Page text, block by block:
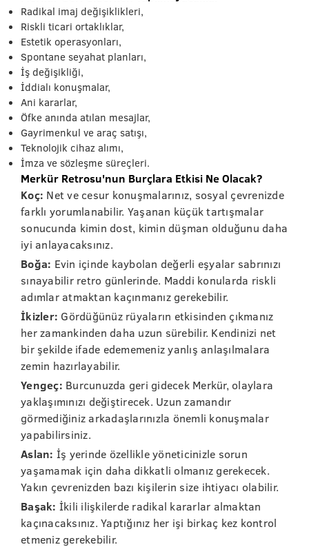
Radikal imaj değişiklikleri,
Riskli ticari ortaklıklar,
Estetik operasyonları,
Spontane seyahat planları,
İş değişikliği,
İddialı konuşmalar,
Ani kararlar,
Öfke anında atılan mesajlar,
Gayrimenkul ve araç satışı,
Teknolojik cihaz alımı,
İmza ve sözleşme süreçleri.
Merkür Retrosu'nun Burçlara Etkisi Ne Olacak?
Koç: Net ve cesur konuşmalarınız, sosyal çevrenizde
farklı yorumlanabilir. Yaşanan küçük tartışmalar
sonucunda kimin dost, kimin düşman olduğunu daha
iyi anlayacaksınız.
Boğa: Evin içinde kaybolan değerli eşyalar sabrınızı
sınayabilir retro günlerinde. Maddi konularda riskli
adımlar atmaktan kaçınmanız gerekebilir.
İkizler: Gördüğünüz rüyaların etkisinden çıkmanız
her zamankinden daha uzun sürebilir. Kendinizi net
bir şekilde ifade edememeniz yanlış anlaşılmalara
zemin hazırlayabilir.
Yengeç: Burcunuzda geri gidecek Merkür, olaylara
yaklaşımınızı değiştirecek. Uzun zamandır
görmediğiniz arkadaşlarınızla önemli konuşmalar
yapabilirsiniz.
Aslan: İş yerinde özellikle yöneticinizle sorun
yaşamamak için daha dikkatli olmanız gerekecek.
Yakın çevrenizden bazı kişilerin size ihtiyacı olabilir.
Başak: İkili ilişkilerde radikal kararlar almaktan
kaçınacaksınız. Yaptığınız her işi birkaç kez kontrol
etmeniz gerekebilir.